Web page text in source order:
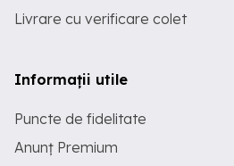
Livrare cu verificare colet
Informații utile
Puncte de fidelitate
Anunț Premium